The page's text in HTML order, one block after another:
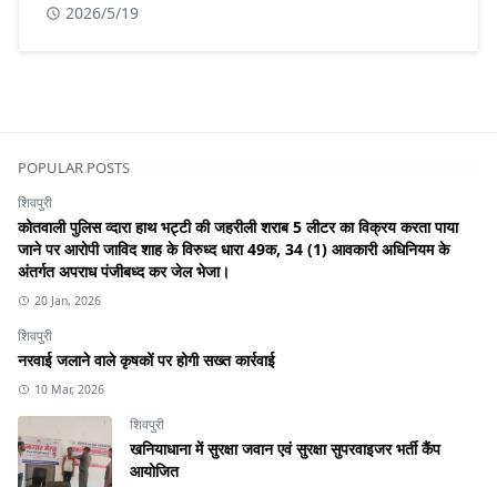
2026/5/19
POPULAR POSTS
शिवपुरी
कोतवाली पुलिस व्दारा हाथ भट्टी की जहरीली शराब 5 लीटर का विक्रय करता पाया
जाने पर आरोपी जाविद शाह के विरुध्द धारा 49क, 34 (1) आवकारी अधिनियम के
अंतर्गत अपराध पंजीबध्द कर जेल भेजा।
20 Jan, 2026
शिवपुरी
नरवाई जलाने वाले कृषकों पर होगी सख्त कार्रवाई
10 Mar, 2026
शिवपुरी
खनियाधाना में सुरक्षा जवान एवं सुरक्षा सुपरवाइजर भर्ती कैंप
आयोजित